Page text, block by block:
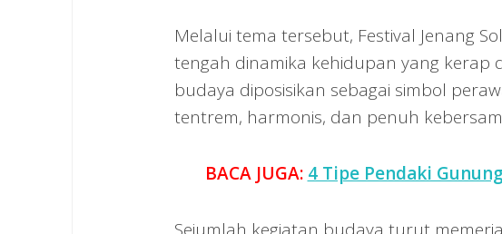
Melalui tema tersebut, Festival Jenang
tengah dinamika kehidupan yang kerap
budaya diposisikan sebagai simbol
tentrem, harmonis, dan penuh
BACA JUGA: 4 Tipe Pendaki